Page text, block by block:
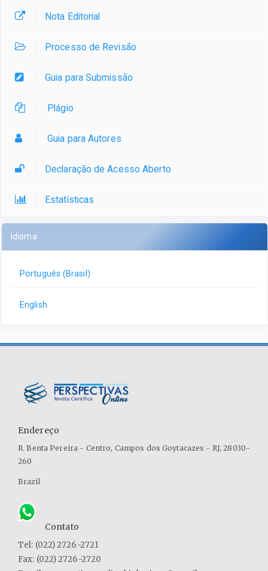
Nota Editorial
Processo de Revisão
Guia para Submissão
Plágio
Guia para Autores
Declaração de Acesso Aberto
Estatísticas
Idioma
Português (Brasil)
English
Endereço
R. Benta Pereira - Centro, Campos dos Goytacazes - RJ, 28030-
260
Brazil
Contato
Tel: (022) 2726-2721
Fax: (022) 2726-2720